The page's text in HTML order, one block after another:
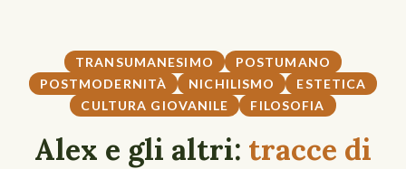
TRANSUMANESIMO
POSTUMANO
POSTMODERNITÀ
NICHILISMO
ESTETICA
CULTURA GIOVANILE
FILOSOFIA
Alex e gli altri: tracce di